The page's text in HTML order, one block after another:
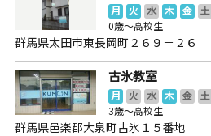
月 火 水 木 金 土
0歳～高校生
群馬県太田市東長岡町２６９－２６
古氷教室
月 火 水 木 金 土
3歳～高校生
群馬県邑楽郡大泉町古氷１５番地